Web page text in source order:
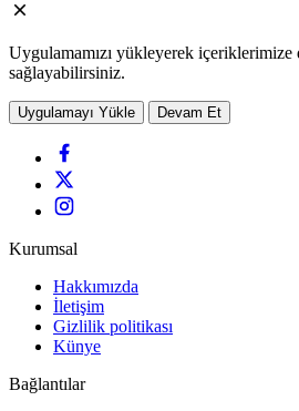
Uygulamamızı yükleyerek içeriklerimize
sağlayabilirsiniz.
Uygulamayı Yükle Devam Et
Kurumsal
Hakkımızda
İletişim
Gizlilik politikası
Künye
Bağlantılar